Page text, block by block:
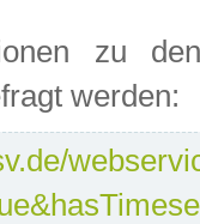
zu
werden: